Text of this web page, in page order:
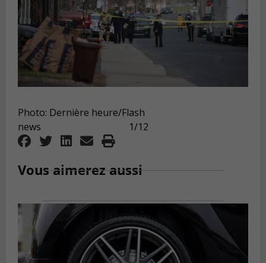
Photo: Dernière heure/Flash
news 1/12
Vous aimerez aussi